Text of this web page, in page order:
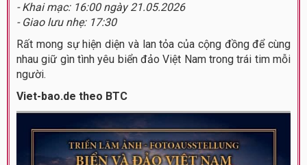
- Khai mạc: 16:00 ngày 21.05.2026
- Giao lưu nhẹ: 17:30
Rất mong sự hiện diện và lan tỏa của cộng đồng để cùng
nhau giữ gìn tình yêu biển đảo Việt Nam trong trái tim mỗi
người.
Viet-bao.de theo BTC